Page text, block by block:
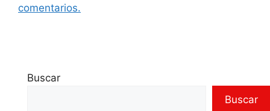
comentarios.
Buscar
Buscar